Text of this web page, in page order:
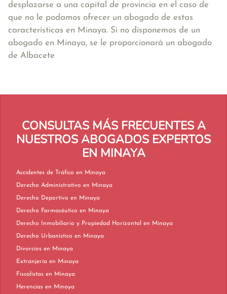
desplazarse a una capital de provincia en el caso de
que no le podamos ofrecer un abogado de estas
características en Minaya. Si no disponemos de un
abogado en Minaya, se le proporcionará un abogado
de Albacete
CONSULTAS MÁS FRECUENTES A
NUESTROS ABOGADOS EXPERTOS
EN MINAYA
Accidentes de Tráfico en Minaya
Derecho Administrativo en Minaya
Derecho Deportivo en Minaya
Derecho Farmacéutico en Minaya
Derecho Inmobiliario y Propiedad Horizontal en Minaya
Derecho Urbanístico en Minaya
Divorcios en Minaya
Extranjería en Minaya
Fiscalistas en Minaya
Herencias en Minaya